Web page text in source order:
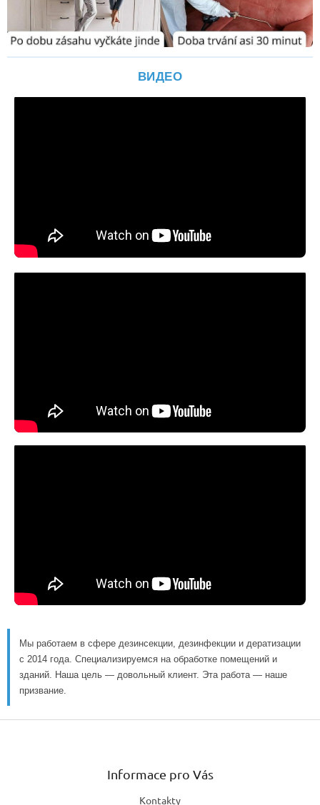
ВИДЕО
Мы работаем в сфере дезинсекции, дезинфекции и дератизации
с 2014 года. Специализируемся на обработке помещений и
зданий. Наша цель — довольный клиент. Эта работа — наше
призвание.
Z
Informace pro Vás
Kontakty